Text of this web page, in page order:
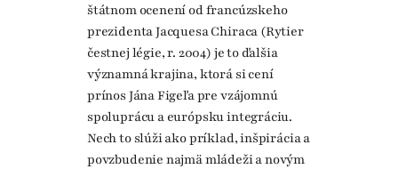
štátnom ocenení od francúzskeho
prezidenta Jacquesa Chiraca (Rytier
čestnej légie, r. 2004) je to ďalšia
významná krajina, ktorá si cení
prínos Jána Figeľa pre vzájomnú
spoluprácu a európsku integráciu.
Nech to slúži ako príklad, inšpirácia a
povzbudenie najmä mládeži a novým